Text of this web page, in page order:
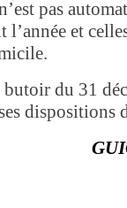
pas
l’année et
du 31